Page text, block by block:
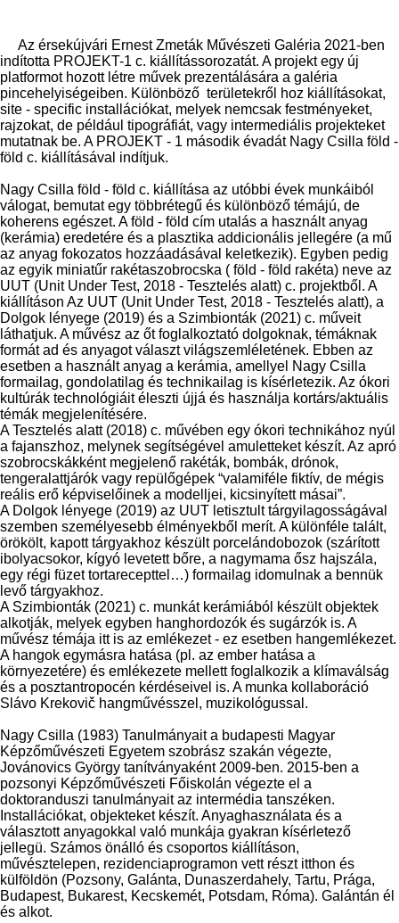
Az érsekújvári Ernest Zmeták Művészeti Galéria 2021-ben
indította PROJEKT-1 c. kiállítássorozatát. A projekt egy új
platformot hozott létre művek prezentálására a galéria
pincehelyiségeiben. Különböző területekről hoz kiállításokat,
site - specific installációkat, melyek nemcsak festményeket,
rajzokat, de például tipográfiát, vagy intermediális projekteket
mutatnak be. A PROJEKT - 1 második évadát Nagy Csilla föld -
föld c. kiállításával indítjuk.
Nagy Csilla föld - föld c. kiállítása az utóbbi évek munkáiból
válogat, bemutat egy többrétegű és különböző témájú, de
koherens egészet. A föld - föld cím utalás a használt anyag
(kerámia) eredetére és a plasztika addicionális jellegére (a mű
az anyag fokozatos hozzáadásával keletkezik). Egyben pedig
az egyik miniatűr rakétaszobrocska ( föld - föld rakéta) neve az
UUT (Unit Under Test, 2018 - Tesztelés alatt) c. projektből. A
kiállításon Az UUT (Unit Under Test, 2018 - Tesztelés alatt), a
Dolgok lényege (2019) és a Szimbionták (2021) c. műveit
láthatjuk. A művész az őt foglalkoztató dolgoknak, témáknak
formát ad és anyagot választ világszemléletének. Ebben az
esetben a használt anyag a kerámia, amellyel Nagy Csilla
formailag, gondolatilag és technikailag is kísérletezik. Az ókori
kultúrák technológiáit éleszti újjá és használja kortárs/aktuális
témák megjelenítésére.
A Tesztelés alatt (2018) c. művében egy ókori technikához nyúl
a fajanszhoz, melynek segítségével amuletteket készít. Az apró
szobrocskákként megjelenő rakéták, bombák, drónok,
tengeralattjárók vagy repülőgépek “valamiféle fiktív, de mégis
reális erő képviselőinek a modelljei, kicsinyített másai”.
A Dolgok lényege (2019) az UUT letisztult tárgyilagosságával
szemben személyesebb élményekből merít. A különféle talált,
örökölt, kapott tárgyakhoz készült porcelándobozok (szárított
ibolyacsokor, kígyó levetett bőre, a nagymama ősz hajszála,
egy régi füzet tortarecepttel…) formailag idomulnak a bennük
levő tárgyakhoz.
A Szimbionták (2021) c. munkát kerámiából készült objektek
alkotják, melyek egyben hanghordozók és sugárzók is. A
művész témája itt is az emlékezet - ez esetben hangemlékezet.
A hangok egymásra hatása (pl. az ember hatása a
környezetére) és emlékezete mellett foglalkozik a klímaválság
és a posztantropocén kérdéseivel is. A munka kollaboráció
Slávo Krekovič hangművésszel, muzikológussal.
Nagy Csilla (1983) Tanulmányait a budapesti Magyar
Képzőművészeti Egyetem szobrász szakán végezte,
Jovánovics György tanítványaként 2009-ben. 2015-ben a
pozsonyi Képzőművészeti Főiskolán végezte el a
doktoranduszi tanulmányait az intermédia tanszéken.
Installációkat, objekteket készít. Anyaghasználata és a
választott anyagokkal való munkája gyakran kísérletező
jellegü. Számos önálló és csoportos kiállításon,
művésztelepen, rezidenciaprogramon vett részt itthon és
külföldön (Pozsony, Galánta, Dunaszerdahely, Tartu, Prága,
Budapest, Bukarest, Kecskemét, Potsdam, Róma). Galántán él
és alkot.